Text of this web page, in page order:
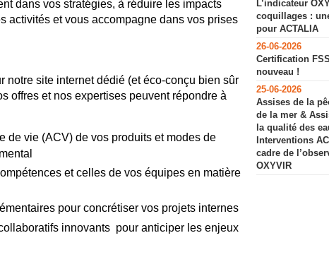
dans vos stratégies, à réduire les impacts
activités et vous accompagne dans vos prises
notre site internet dédié (et éco-conçu bien sûr
offres et nos expertises peuvent répondre à
de vie (ACV) de vos produits et modes de
et celles de vos équipes en matière
pour concrétiser vos projets internes
innovants pour anticiper les enjeux
L’indicateur
coquillages :
pour ACTALIA
26-06-2026
Certification
nouveau !
25-06-2026
Assises de la
de la mer &
la qualité des
Interventions
cadre de
OXYVIR